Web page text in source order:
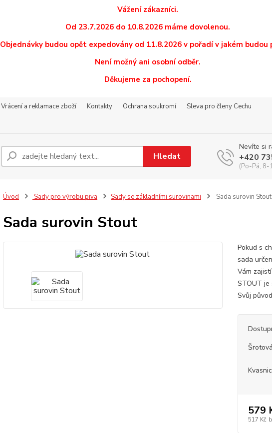
Vážení zákazníci.
Od 23.7.2026 do 10.8.2026 máme dovolenou.
Objednávky budou opět expedovány od 11.8.2026 v pořadí v jakém budou
Není možný ani osobní odběr.
Děkujeme za pochopení.
Vrácení a reklamace zboží Kontakty Ochrana soukromí
Sleva pro členy Cechu
Hledat
Nevíte si
+420
(Po-Pá, 8-
Úvod Sady pro výrobu piva Sady se základními surovinami Sada surovin Stout
Sada surovin Stout
Pokud s
sada
Vám
STOUT je
Svůj
579
517 Kč